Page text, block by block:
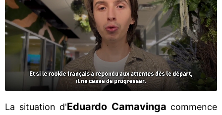
La situation d'Eduardo Camavinga commence